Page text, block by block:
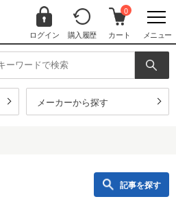
ログイン 購入履歴
0
カート メニュー
メーカーから探す
記事を探す